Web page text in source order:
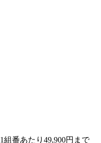
番あたり49,900円まで